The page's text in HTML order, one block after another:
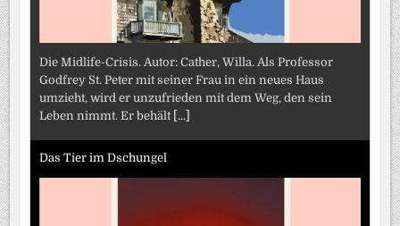
Die Midlife-Crisis. Autor: Cather, Willa. Als Professor
Godfrey St. Peter mit seiner Frau in ein neues Haus
umzieht, wird er unzufrieden mit dem Weg, den sein
Leben nimmt. Er behält [...]
Das Tier im Dschungel